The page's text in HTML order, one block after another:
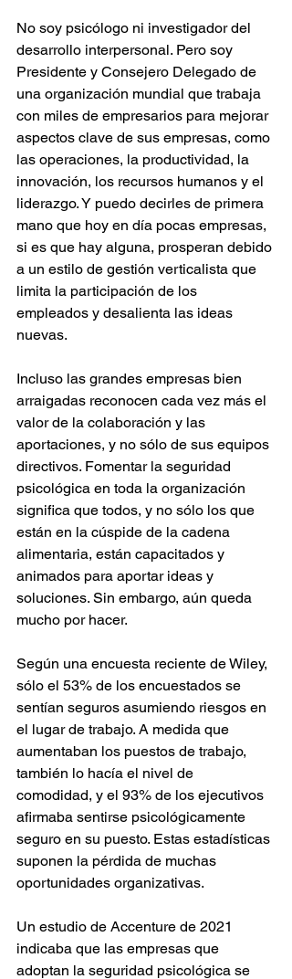
No soy psicólogo ni investigador del
desarrollo interpersonal. Pero soy
Presidente y Consejero Delegado de
una organización mundial que trabaja
con miles de empresarios para mejorar
aspectos clave de sus empresas, como
las operaciones, la productividad, la
innovación, los recursos humanos y el
liderazgo. Y puedo decirles de primera
mano que hoy en día pocas empresas,
si es que hay alguna, prosperan debido
a un estilo de gestión verticalista que
limita la participación de los
empleados y desalienta las ideas
nuevas.
Incluso las grandes empresas bien
arraigadas reconocen cada vez más el
valor de la colaboración y las
aportaciones, y no sólo de sus equipos
directivos. Fomentar la seguridad
psicológica en toda la organización
significa que todos, y no sólo los que
están en la cúspide de la cadena
alimentaria, están capacitados y
animados para aportar ideas y
soluciones. Sin embargo, aún queda
mucho por hacer.
Según una encuesta reciente de Wiley,
sólo el 53% de los encuestados se
sentían seguros asumiendo riesgos en
el lugar de trabajo. A medida que
aumentaban los puestos de trabajo,
también lo hacía el nivel de
comodidad, y el 93% de los ejecutivos
afirmaba sentirse psicológicamente
seguro en su puesto. Estas estadísticas
suponen la pérdida de muchas
oportunidades organizativas.
Un estudio de Accenture de 2021
indicaba que las empresas que
adoptan la seguridad psicológica se